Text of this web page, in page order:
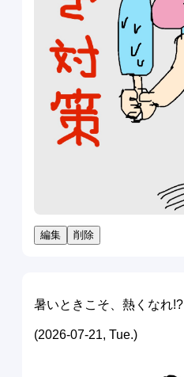
編集 削除
暑いときこそ、熱くなれ!?
(2026-07-21, Tue.)